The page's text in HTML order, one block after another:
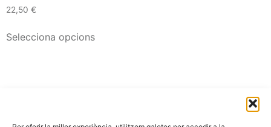
22,50 €
Selecciona opcions